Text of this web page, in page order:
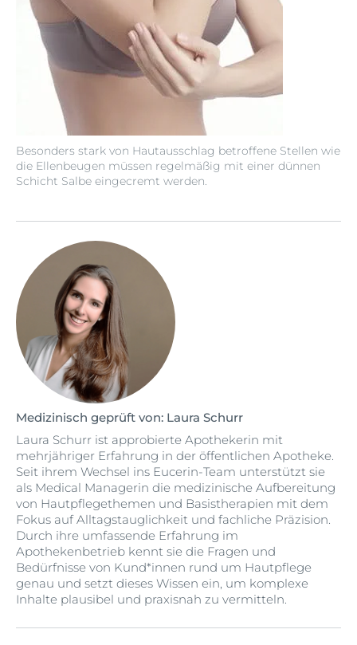
Besonders stark von Hautausschlag betroffene Stellen wie
die Ellenbeugen müssen regelmäßig mit einer dünnen
Schicht Salbe eingecremt werden.
Medizinisch geprüft von: Laura Schurr
Laura Schurr ist approbierte Apothekerin mit
mehrjähriger Erfahrung in der öffentlichen Apotheke.
Seit ihrem Wechsel ins Eucerin-Team unterstützt sie
als Medical Managerin die medizinische Aufbereitung
von Hautpflegethemen und Basistherapien mit dem
Fokus auf Alltagstauglichkeit und fachliche Präzision.
Durch ihre umfassende Erfahrung im
Apothekenbetrieb kennt sie die Fragen und
Bedürfnisse von Kund*innen rund um Hautpflege
genau und setzt dieses Wissen ein, um komplexe
Inhalte plausibel und praxisnah zu vermitteln.